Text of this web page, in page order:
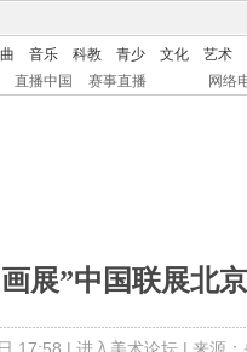
音乐 科教 青少 文化
艺术
直播中国 赛事直播 网络
展”中国联展北